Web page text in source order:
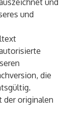
und
und
die
der originalen